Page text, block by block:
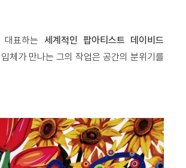
표하는 세계적인 팝아티스트 데이비드
체가 만나는 그의 작업은 공간의 분위기를